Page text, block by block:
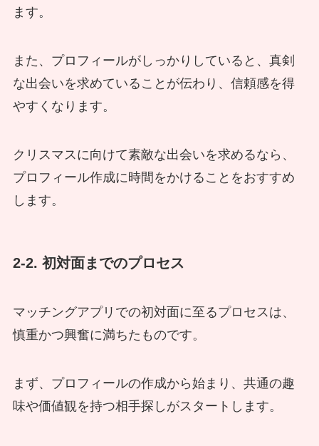
ます。
また、プロフィールがしっかりしていると、真剣
な出会いを求めていることが伝わり、信頼感を得
やすくなります。
クリスマスに向けて素敵な出会いを求めるなら、
プロフィール作成に時間をかけることをおすすめ
します。
2-2. 初対面までのプロセス
マッチングアプリでの初対面に至るプロセスは、
慎重かつ興奮に満ちたものです。
まず、プロフィールの作成から始まり、共通の趣
味や価値観を持つ相手探しがスタートします。